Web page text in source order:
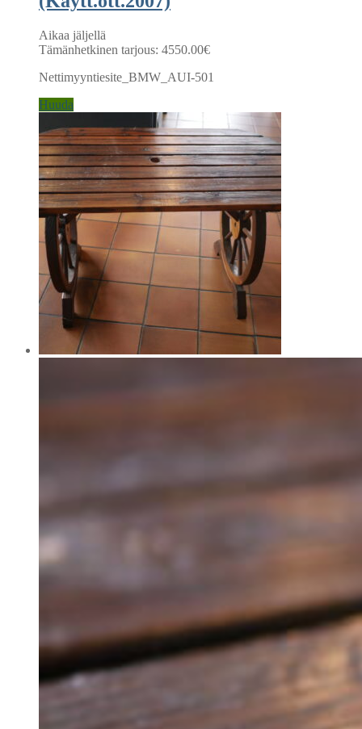
Aikaa jäljellä
Tämänhetkinen tarjous: 4550.00€
Nettimyyntiesite_BMW_AUI-501
Huuda